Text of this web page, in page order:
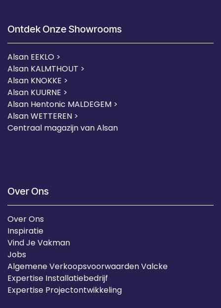
Ontdek Onze Showrooms
Alsan EEKLO >
Alsan KALMTHOUT >
Alsan KNOKKE >
Alsan KUURNE >
Alsan Hentonic MALDEGEM >
Alsan WETTEREN >
Centraal magazijn van Alsan
Over Ons
Over Ons
Inspiratie
Vind Je Vakman
Jobs
Algemene Verkoopsvoorwaarden Valcke
Expertise Installatiebedrijf
Expertise Projectontwikkeling